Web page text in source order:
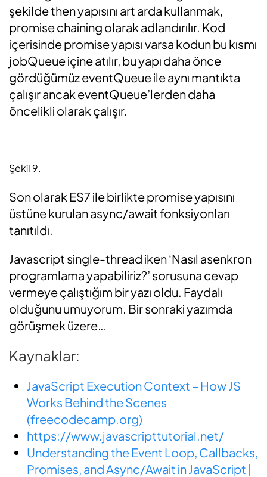
şekilde then yapısını art arda kullanmak,
promise chaining olarak adlandırılır. Kod
içerisinde promise yapısı varsa kodun bu kısmı
jobQueue içine atılır, bu yapı daha önce
gördüğümüz eventQueue ile aynı mantıkta
çalışır ancak eventQueue’lerden daha
öncelikli olarak çalışır.
Şekil 9.
Son olarak ES7 ile birlikte promise yapısını
üstüne kurulan async/await fonksiyonları
tanıtıldı.
Javascript single-thread iken ‘Nasıl asenkron
programlama yapabiliriz?’ sorusuna cevap
vermeye çalıştığım bir yazı oldu. Faydalı
olduğunu umuyorum. Bir sonraki yazımda
görüşmek üzere…
Kaynaklar:
JavaScript Execution Context – How JS
Works Behind the Scenes
(freecodecamp.org)
https://www.javascripttutorial.net/
Understanding the Event Loop, Callbacks,
Promises, and Async/Await in JavaScript |